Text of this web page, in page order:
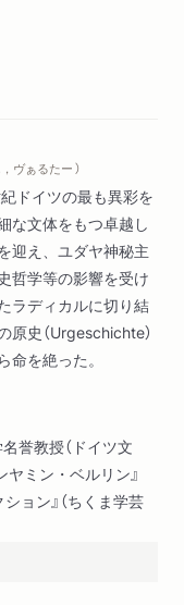
ヴぁるたー ）
紀ドイツの最も異彩を
な文体をもつ卓越し
迎え、ユダヤ神秘主
哲学等の影響を受け
ラディカルに切り結
史（Urgeschichte）
を絶った。
誉教授（ドイツ文
ミン・ベルリン』
ョン』（ちくま学芸